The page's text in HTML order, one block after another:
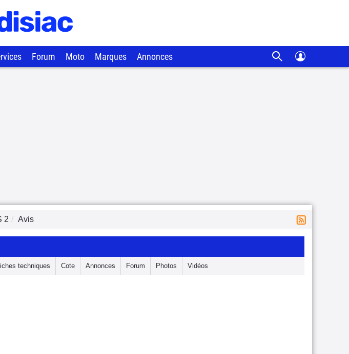
Forum Moto Marques Annonces
2 Avis
techniques Cote Annonces Forum Photos Vidéos